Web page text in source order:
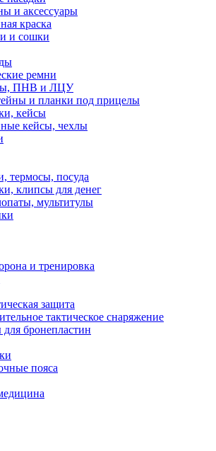
и аксессуары
краска
и сошки
ремни
ПНВ и ЛЦУ
и планки под прицелы
кейсы
кейсы, чехлы
термосы, посуда
клипсы для денег
мультитулы
и тренировка
защита
тактическое снаряжение
бронепластин
пояса